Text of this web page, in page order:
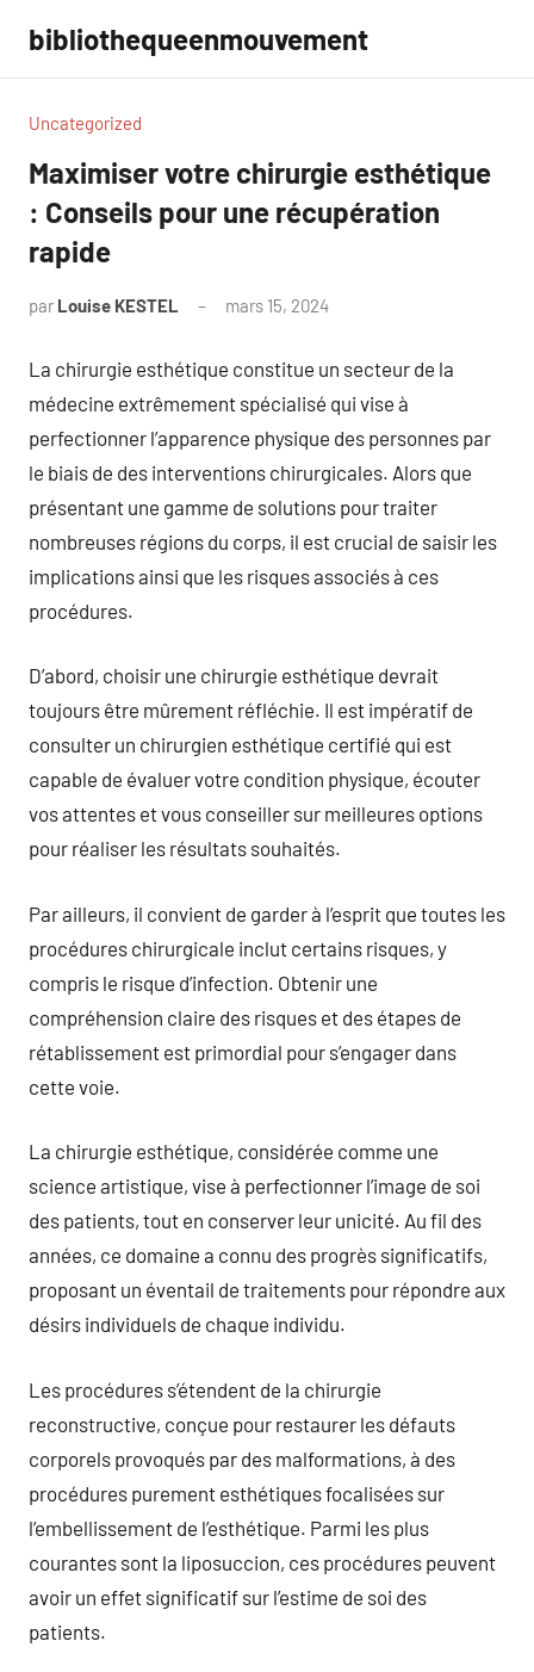
contenu
bibliothequeenmouvement
Uncategorized
Maximiser votre chirurgie esthétique
: Conseils pour une récupération
rapide
par Louise KESTEL mars 15, 2024
La chirurgie esthétique constitue un secteur de la
médecine extrêmement spécialisé qui vise à
perfectionner l’apparence physique des personnes par
le biais de des interventions chirurgicales. Alors que
présentant une gamme de solutions pour traiter
nombreuses régions du corps, il est crucial de saisir les
implications ainsi que les risques associés à ces
procédures.
D’abord, choisir une chirurgie esthétique devrait
toujours être mûrement réfléchie. Il est impératif de
consulter un chirurgien esthétique certifié qui est
capable de évaluer votre condition physique, écouter
vos attentes et vous conseiller sur meilleures options
pour réaliser les résultats souhaités.
Par ailleurs, il convient de garder à l’esprit que toutes les
procédures chirurgicale inclut certains risques, y
compris le risque d’infection. Obtenir une
compréhension claire des risques et des étapes de
rétablissement est primordial pour s’engager dans
cette voie.
La chirurgie esthétique, considérée comme une
science artistique, vise à perfectionner l’image de soi
des patients, tout en conserver leur unicité. Au fil des
années, ce domaine a connu des progrès significatifs,
proposant un éventail de traitements pour répondre aux
désirs individuels de chaque individu.
Les procédures s’étendent de la chirurgie
reconstructive, conçue pour restaurer les défauts
corporels provoqués par des malformations, à des
procédures purement esthétiques focalisées sur
l’embellissement de l’esthétique. Parmi les plus
courantes sont la liposuccion, ces procédures peuvent
avoir un effet significatif sur l’estime de soi des
patients.